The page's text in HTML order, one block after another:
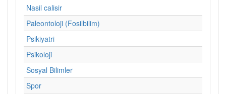
Nasil calisir
Paleontoloji (Fosilbilim)
Psikiyatri
Psikoloji
Sosyal Bilimler
Spor